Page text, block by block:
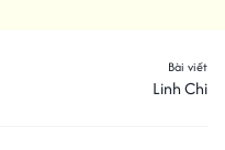
Bài viết
Linh Chi